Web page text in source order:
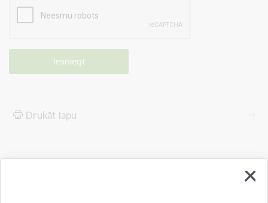
Drukāt lapu